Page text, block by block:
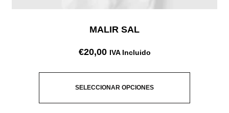
MALIR SAL
€20,00 IVA Incluido
SELECCIONAR OPCIONES